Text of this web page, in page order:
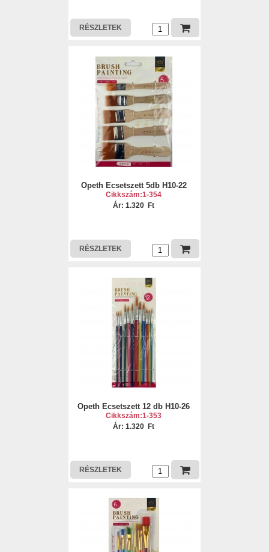
RÉSZLETEK
Opeth Ecsetszett 5db H10-22
Cikkszám:1-354
Ár: 1.320 Ft
RÉSZLETEK
Opeth Ecsetszett 12 db H10-26
Cikkszám:1-353
Ár: 1.320 Ft
RÉSZLETEK